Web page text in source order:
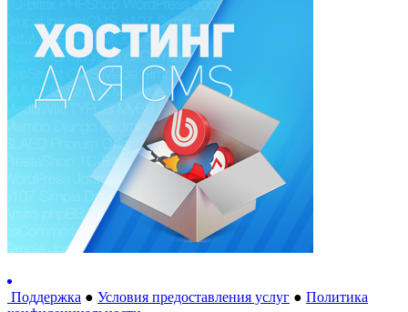
Поддержка ● Условия предоставления услуг ● Политика